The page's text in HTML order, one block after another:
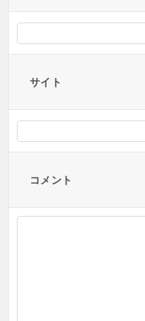
サイト
コメント